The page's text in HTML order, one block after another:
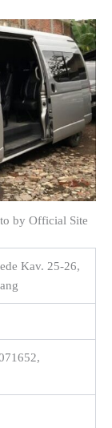
by Official Site
Kav. 25-26,